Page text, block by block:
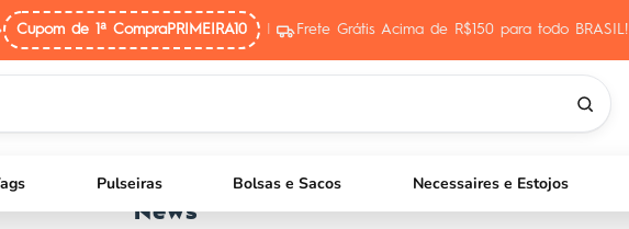
Cupom de 1ª CompraPRIMEIRA10 Frete Grátis Acima de R$150 para todo BRASIL!
Pulseiras Bolsas e Sacos Necessaires e Estojos
News